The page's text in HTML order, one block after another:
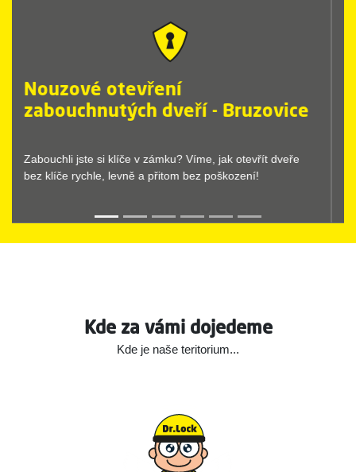
Nouzové otevření zamčených
dveří - Bruzovice
Nouzové otevírání dveří provedeme vždy rychle a bez
komplikací. Stačí, když zavoláte Dr.Lock.
Kde za vámi dojedeme
Kde je naše teritorium...